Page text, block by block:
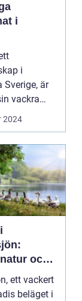
i
i
Sverige, är
vackra
2024
och
på
ett vackert
beläget i